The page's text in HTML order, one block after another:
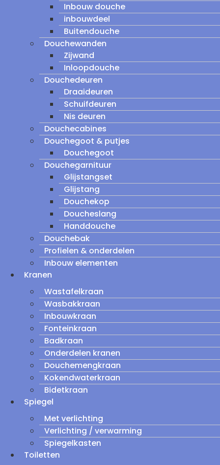
Inbouw douche
inbouwdeel
Buitendouche
Douchewanden
Zijwand
Inloopdouche
Douchedeuren
Draaideuren
Schuifdeuren
Nis deuren
Douchecabines
Douchegoot & putjes
Douchegoot
Douchegarnituur
Glijstangset
Glijstang
Douchekop
Doucheslang
Handdouche
Douchebak
Profielen & onderdelen
Inbouw elementen
Kranen
Wastafelkraan
Wasbakkraan
Inbouwkraan
Fonteinkraan
Badkraan
Onderdelen kranen
Douchemengkraan
Kokendwaterkraan
Bidetkraan
Spiegel
Met verlichting
Verlichting / verwarming
Spiegelkasten
Toiletten